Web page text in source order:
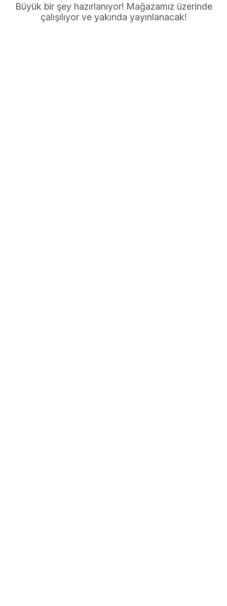
Büyük bir şey hazırlanıyor! Mağazamız üzerinde
çalışılıyor ve yakında yayınlanacak!